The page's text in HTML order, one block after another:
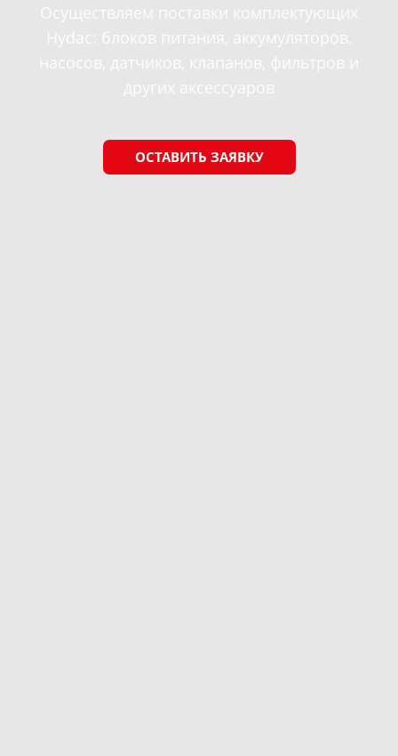
Осуществляем поставки комплектующих
Hydac : блоков питания, аккумуляторов,
насосов, датчиков, клапанов, фильтров и
других аксессуаров
ОСТАВИТЬ ЗАЯВКУ